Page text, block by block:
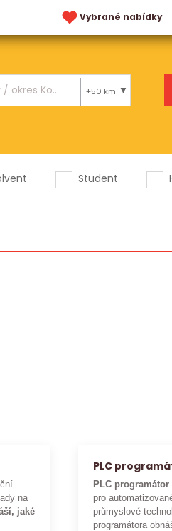
Vybrané nabídky
+50 km
Student
na
jaké
PLC
PLC programátor
pro
průmyslové
programátora